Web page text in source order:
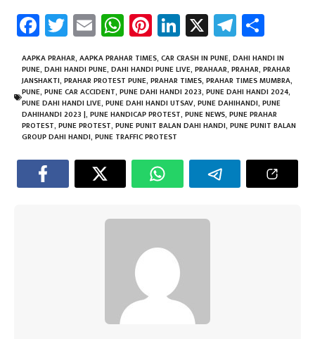
Fa
ce
b
o
ok
T
wi
tt
er
E
m
ail
W
h
at
sA
p
p
Pi
nt
er
es
t
Li
nk
e
dI
n
X Te
le
gr
a
m
ar
e
AAPKA PRAHAR, AAPKA PRAHAR TIMES, CAR CRASH IN PUNE, DAHI HANDI IN
PUNE, DAHI HANDI PUNE, DAHI HANDI PUNE LIVE, PRAHAAR, PRAHAR, PRAHAR
JANSHAKTI, PRAHAR PROTEST PUNE, PRAHAR TIMES, PRAHAR TIMES MUMBRA,
PUNE, PUNE CAR ACCIDENT, PUNE DAHI HANDI 2023, PUNE DAHI HANDI 2024,
PUNE DAHI HANDI LIVE, PUNE DAHI HANDI UTSAV, PUNE DAHIHANDI, PUNE
DAHIHANDI 2023 |, PUNE HANDICAP PROTEST, PUNE NEWS, PUNE PRAHAR
PROTEST, PUNE PROTEST, PUNE PUNIT BALAN DAHI HANDI, PUNE PUNIT BALAN
GROUP DAHI HANDI, PUNE TRAFFIC PROTEST